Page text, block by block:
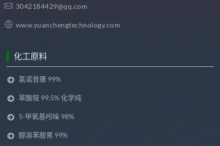
3042184429@qq.com
www.yuanchengtechnology.com
化工原料
氯诺昔康 99%
草酸铵 99.5% 化学纯
5-甲氧基吲哚 98%
醇溶苯胺黑 99%